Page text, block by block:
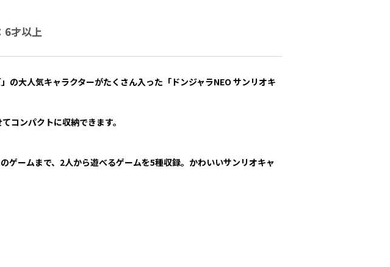
6才以上
の大人気キャラクターがたくさん入った「ドンジャラNEO サンリオキ
コンパクトに収納できます。
ゲームまで、2人から遊べるゲームを5種収録。かわいいサンリオキャ